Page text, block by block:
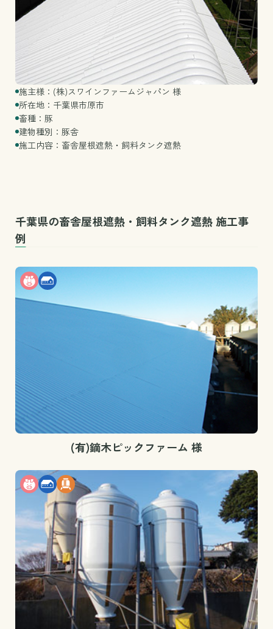
施主様：(株)スワインファームジャパン 様
所在地：千葉県市原市
畜種：豚
建物種別：豚舎
施工内容：畜舎屋根遮熱・飼料タンク遮熱
千葉県の畜舎屋根遮熱・飼料タンク遮熱 施工事
例
(有)鏑木ピックファーム 様